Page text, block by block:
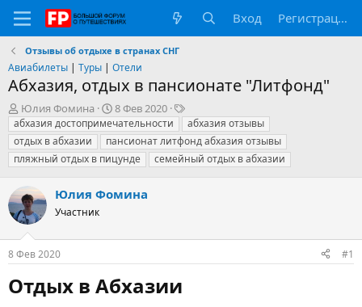
Вход Регистрация
Отзывы об отдыхе в странах СНГ
Авиабилеты | Туры | Отели
Абхазия, отдых в пансионате "Литфонд"
А
в
т
о
р
е
м
ы
Юлия Фомина
Д
а
т
а
н
ч
а
8 Фев 2020
Т
е
г
и
абхазия достопримечательности
абхазия отзывы
отдых в абхазии
пансионат литфонд абхазия отзывы
пляжный отдых в пицунде
семейный отдых в абхазии
Юлия Фомина
Участник
8 Фев 2020 #1
Отдых в Абхазии​